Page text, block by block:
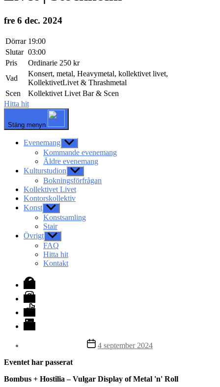
fre 6 dec. 2024
Dörrar 19:00
Slutar 03:00
Pris
Ordinarie 250 kr
Vad
Konsert, metal, Heavymetal, kollektivet livet,
KollektivetLivet & Thrashmetal
Scen
Kollektivet Livet Bar & Scen
Hitta hit
Stäng menyn
Evenemang Visa
undermeny
Kommande evenemang
Äldre evenemang
Kulturstudion Visa
undermeny
Bokningsförfrågan
Kollektivet Livet
Kontorskollektiv
Konst Visa
undermeny
Konstsamling
Stair
Övrigt Visa
undermeny
FAQ
Hitta hit
Kontakt
Facebook
Instagram
TikTok
LinkedIn
Inläggsdatum
4 september 2024
Eventet har passerat
Bombus + Hostilia – Vulgar Display of Metal 'n' Roll